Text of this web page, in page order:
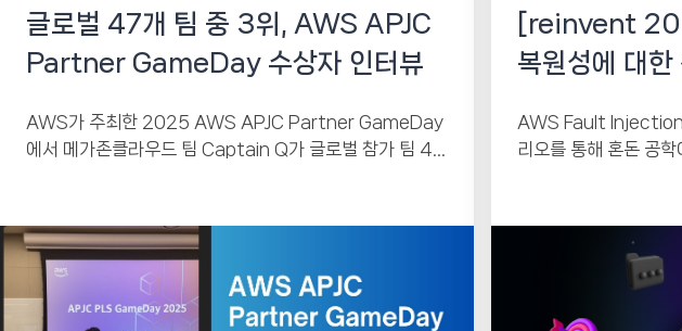
글로벌 47개 팀 중 3위, AWS APJC
Partner GameDay 수상자 인터뷰
AWS가 주최한 2025 AWS APJC Partner GameDay
에서 메가존클라우드 팀 Captain Q가 글로벌 참가 팀 47
[reinvent
복원성에 대한
AWS Fault Injection
리오를 통해 혼돈 공학